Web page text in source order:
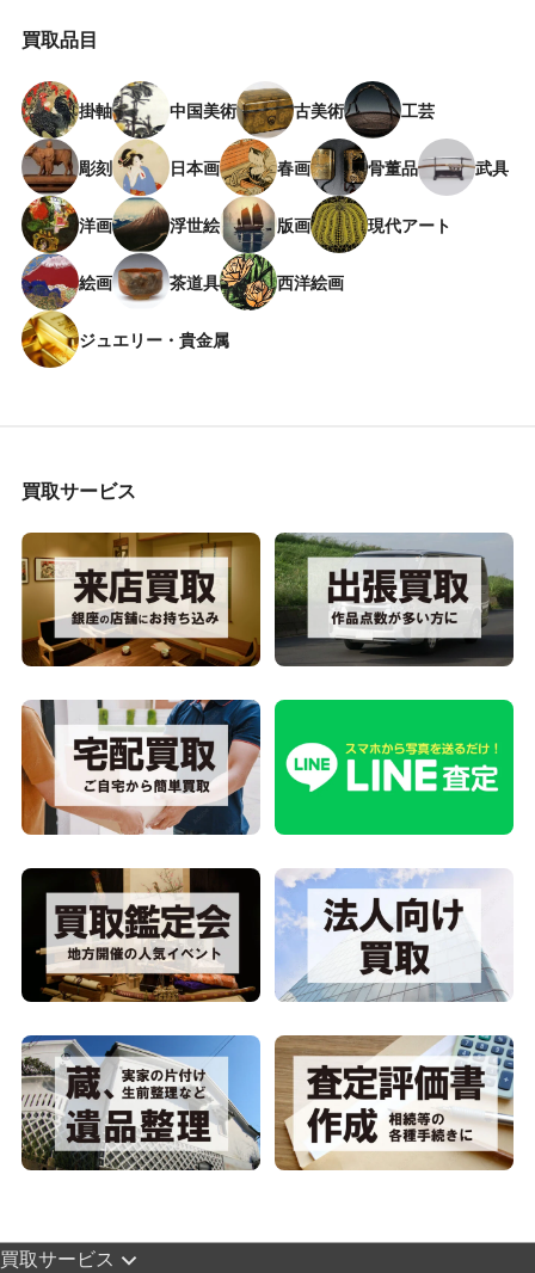
買取品目
掛軸 中国美術 古美術 工芸
彫刻 日本画 春画 骨董品 武具
洋画 浮世絵 版画 現代アート
絵画 茶道具 西洋絵画
ジュエリー・貴金属
買取サービス
買取サービス